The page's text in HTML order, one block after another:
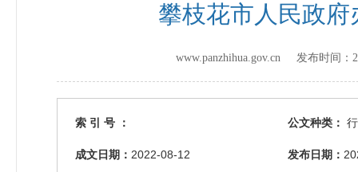
攀枝花市人民政
www.panzhihua.gov.cn 发布时间：
索 引 号 ： 公文种类：
成文日期： 2022-08-12 发布日期：